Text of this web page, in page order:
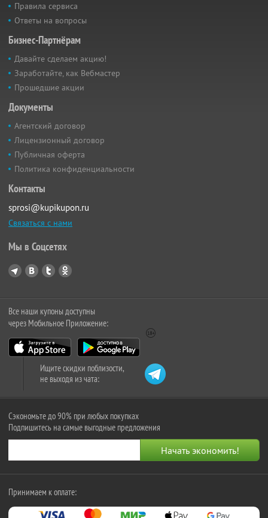
Правила сервиса
Ответы на вопросы
Бизнес-Партнёрам
Давайте сделаем акцию!
Заработайте, как Вебмастер
Прошедшие акции
Документы
Агентский договор
Лицензионный договор
Публичная оферта
Политика конфиденциальности
Контакты
sprosi@kupikupon.ru
Связаться с нами
Мы в Соцсетях
Все наши купоны доступны
через Мобильное Приложение:
Ищите скидки поблизости,
не выходя из чата:
Сэкономьте до 90% при любых покупках
Подпишитесь на самые выгодные предложения
Принимаем к оплате: